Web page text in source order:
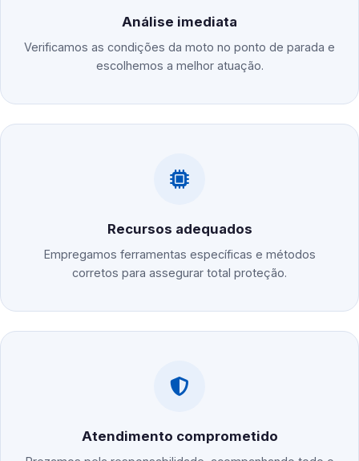
Análise imediata
Verificamos as condições da moto no ponto de parada e
escolhemos a melhor atuação.
Recursos adequados
Empregamos ferramentas específicas e métodos
corretos para assegurar total proteção.
Atendimento comprometido